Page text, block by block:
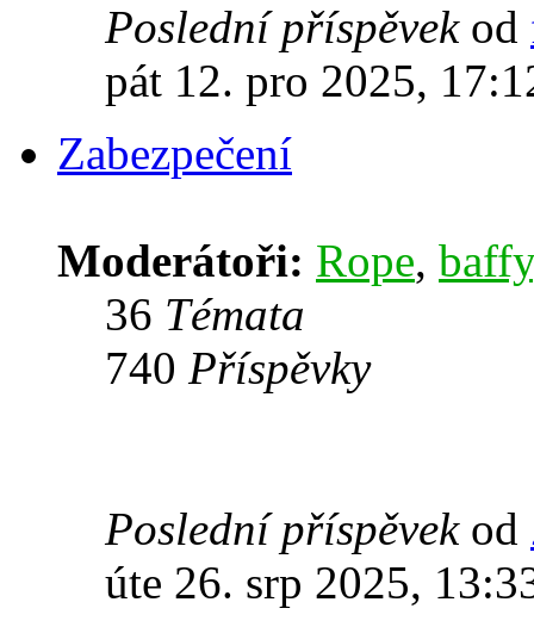
Poslední příspěvekod
pát 12. pro 2025,
Zabezpečení
Moderátoři: Rope, baffy
36 Témata
740 Příspěvky
Poslední příspěvekod
úte 26. srp 2025,